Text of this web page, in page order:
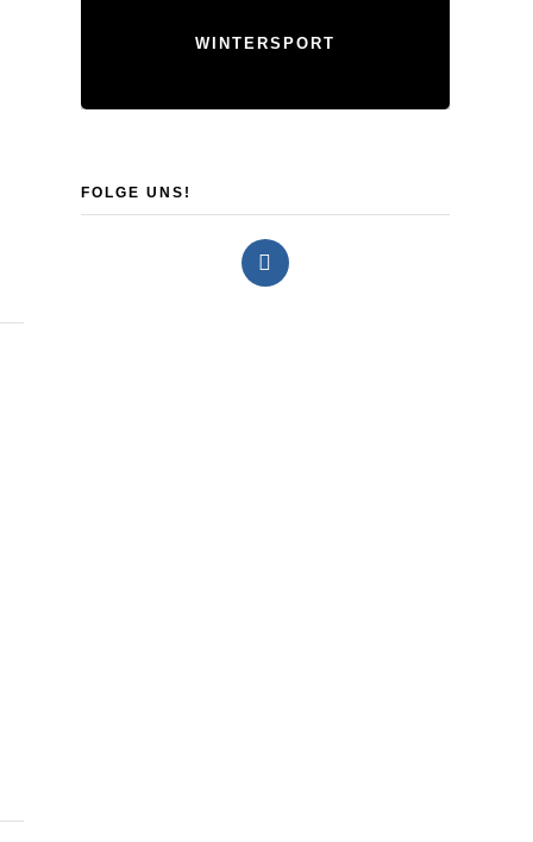
WINTERSPORT
FOLGE UNS!